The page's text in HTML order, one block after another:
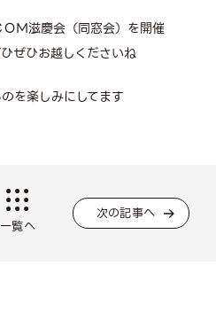
Ｍ滋慶会（同窓会）を開催
ぜひお越しくださいね
を楽しみにしてます
一覧へ
次の記事へ